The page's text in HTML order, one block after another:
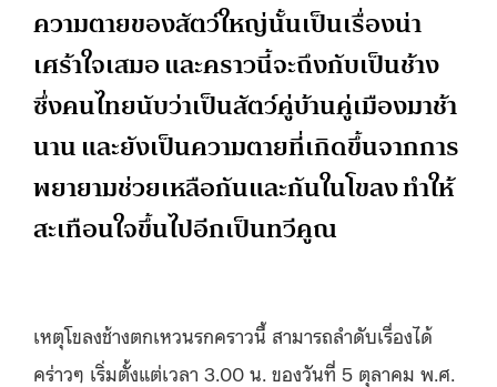
ความตายของสัตว์ใหญ่นั้นเป็นเรื่องน่า
เศร้าใจเสมอ และคราวนี้จะถึงกับเป็นช้าง
ซึ่งคนไทยนับว่าเป็นสัตว์คู่บ้านคู่เมืองมาช้า
นาน และยังเป็นความตายที่เกิดขึ้นจากการ
พยายามช่วยเหลือกันและกันในโขลง ทำให้
สะเทือนใจขึ้นไปอีกเป็นทวีคูณ
เหตุโขลงช้างตกเหวนรกคราวนี้ สามารถลำดับเรื่องได้
คร่าวๆ เริ่มตั้งแต่เวลา 3.00 น. ของวันที่ 5 ตุลาคม พ.ศ.